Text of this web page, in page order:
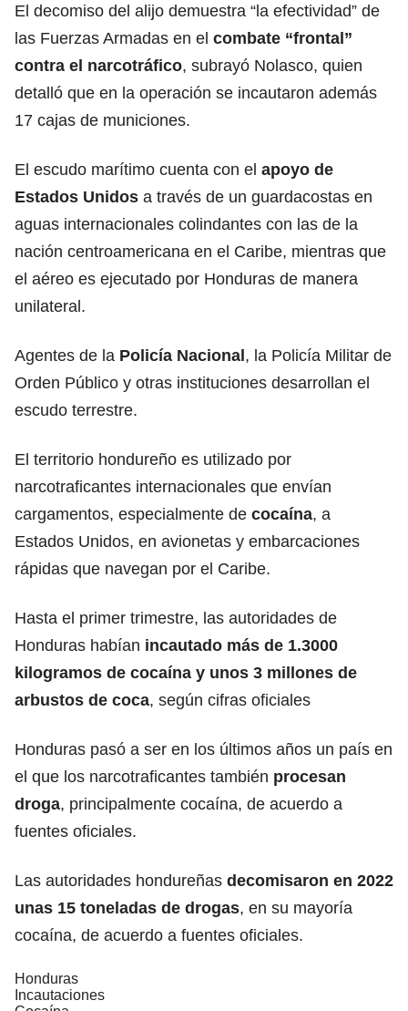
El decomiso del alijo demuestra “la efectividad” de
las Fuerzas Armadas en el combate “frontal”
contra el narcotráfico, subrayó Nolasco, quien
detalló que en la operación se incautaron además
17 cajas de municiones.
El escudo marítimo cuenta con el apoyo de
Estados Unidos a través de un guardacostas en
aguas internacionales colindantes con las de la
nación centroamericana en el Caribe, mientras que
el aéreo es ejecutado por Honduras de manera
unilateral.
Agentes de la Policía Nacional, la Policía Militar de
Orden Público y otras instituciones desarrollan el
escudo terrestre.
El territorio hondureño es utilizado por
narcotraficantes internacionales que envían
cargamentos, especialmente de cocaína, a
Estados Unidos, en avionetas y embarcaciones
rápidas que navegan por el Caribe.
Hasta el primer trimestre, las autoridades de
Honduras habían incautado más de 1.3000
kilogramos de cocaína y unos 3 millones de
arbustos de coca, según cifras oficiales
Honduras pasó a ser en los últimos años un país en
el que los narcotraficantes también procesan
droga, principalmente cocaína, de acuerdo a
fuentes oficiales.
Las autoridades hondureñas decomisaron en 2022
unas 15 toneladas de drogas, en su mayoría
cocaína, de acuerdo a fuentes oficiales.
Honduras
Incautaciones